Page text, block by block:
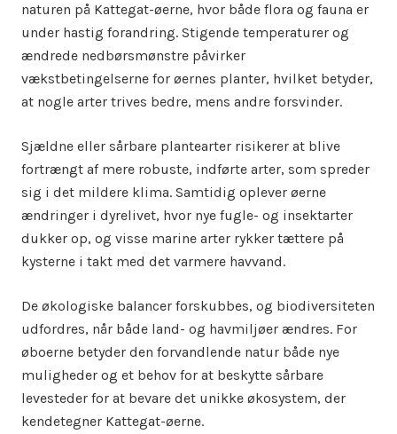
naturen på Kattegat-øerne, hvor både flora og fauna er
under hastig forandring. Stigende temperaturer og
ændrede nedbørsmønstre påvirker
vækstbetingelserne for øernes planter, hvilket betyder,
at nogle arter trives bedre, mens andre forsvinder.
Sjældne eller sårbare plantearter risikerer at blive
fortrængt af mere robuste, indførte arter, som spreder
sig i det mildere klima. Samtidig oplever øerne
ændringer i dyrelivet, hvor nye fugle- og insektarter
dukker op, og visse marine arter rykker tættere på
kysterne i takt med det varmere havvand.
De økologiske balancer forskubbes, og biodiversiteten
udfordres, når både land- og havmiljøer ændres. For
øboerne betyder den forvandlende natur både nye
muligheder og et behov for at beskytte sårbare
levesteder for at bevare det unikke økosystem, der
kendetegner Kattegat-øerne.